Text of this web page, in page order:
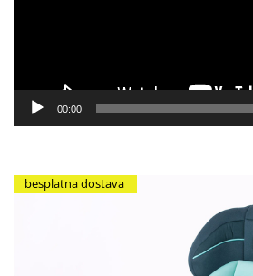
00:00
besplatna dostava